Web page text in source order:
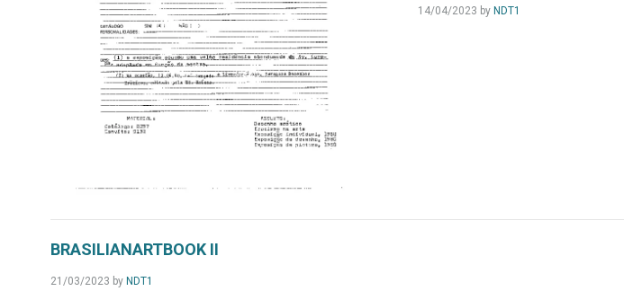
14/04/2023 by NDT1
BRASILIANARTBOOK II
21/03/2023 by NDT1